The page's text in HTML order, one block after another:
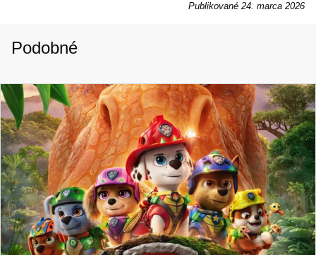
Publikované 24. marca 2026
Podobné